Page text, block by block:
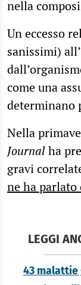
nella
Un eccesso
sanissimi)
come una
determinano
Nella
Journalha
gravi
ne ha parlato
LEGGI
43 malattie